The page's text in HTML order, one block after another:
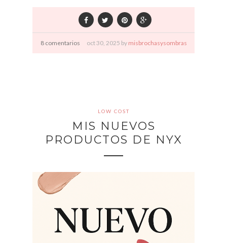
8 comentarios oct30, 2025 by misbrochasysombras
LOW COST
MIS NUEVOS
PRODUCTOS DE NYX